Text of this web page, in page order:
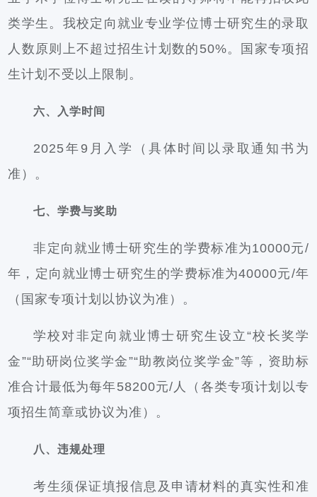
类学生。我校定向就业专业学位博士研究生的录取
人数原则上不超过招生计划数的50%。国家专项招
生计划不受以上限制。
六、入学时间
2025年9月入学（具体时间以录取通知书为
准）。
七、学费与奖助
非定向就业博士研究生的学费标准为10000元/
年，定向就业博士研究生的学费标准为40000元/年
（国家专项计划以协议为准）。
学校对非定向就业博士研究生设立“校长奖学
金”“助研岗位奖学金”“助教岗位奖学金”等，资助标
准合计最低为每年58200元/人（各类专项计划以专
项招生简章或协议为准）。
八、违规处理
考生须保证填报信息及申请材料的真实性和准